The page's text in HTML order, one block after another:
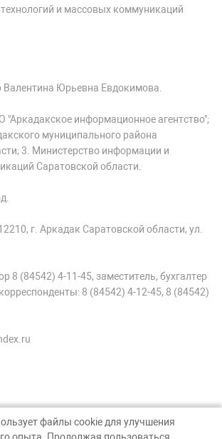
и массовых коммуникаций
Валентина Юрьевна Евдокимова.
"Аркадакское информационное агентство";
муниципального района
3. Министерство информации и
Саратовской области.
г. Аркадак Саратовской области, ул.
8 (84542) 4-11-45, заместитель, бухгалтер
8 (84542) 4-12-45, 8 (84542)
файлы cookie для улучшения